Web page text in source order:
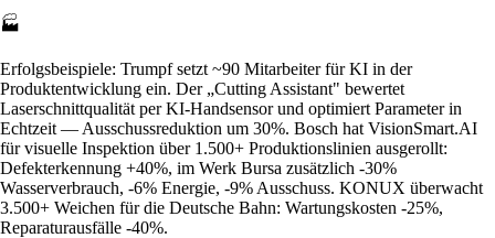
🏭
Erfolgsbeispiele: Trumpf setzt ~90 Mitarbeiter für KI in der
Produktentwicklung ein. Der „Cutting Assistant" bewertet
Laserschnittqualität per KI-Handsensor und optimiert Parameter in
Echtzeit — Ausschussreduktion um 30%. Bosch hat VisionSmart.AI
für visuelle Inspektion über 1.500+ Produktionslinien ausgerollt:
Defekterkennung +40%, im Werk Bursa zusätzlich -30%
Wasserverbrauch, -6% Energie, -9% Ausschuss. KONUX überwacht
3.500+ Weichen für die Deutsche Bahn: Wartungskosten -25%,
Reparaturausfälle -40%.